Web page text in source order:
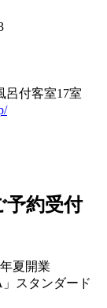
呂付客室17室
予約受付
夏開業
スタンダード